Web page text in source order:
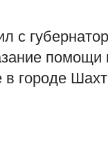
с
помощи
в городе